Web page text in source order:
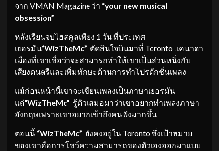
จาก VMAN Magazine ว่า “your new musical
obsession”
หลังเรียนจบไฮสคูลเพียง 1 วัน ที่ประเทศ
เยอรมัน“WizTheMc” ตัดสินใจบินมาที่ Toronto แคนาดา
เมืองที่เขาเชื่อว่าจะสามารถทำให้เขาเป็นส่วนหนึ่งกับ
เสียงดนตรีและเพิ่มทักษะด้านการทำโปรดักชั่นเพลง
แม้ก่อนหน้านี้เขาจะเขียนเพลงเป็นภาษาเยอรมัน
แต่“WizTheMc” รู้ตัวเสมอมาว่าเขาอยากทำเพลงภาษา
อังกฤษเพราะเขาอยากเข้าถึงคนฟังมากขึ้น
ตอนนี้ “WizTheMc” ยังคงอยู่ใน Toronto ซึ่งเป้าหมาย
ของเขาคือการโชว์ความสามารถของตัวเองออกมาแบบ